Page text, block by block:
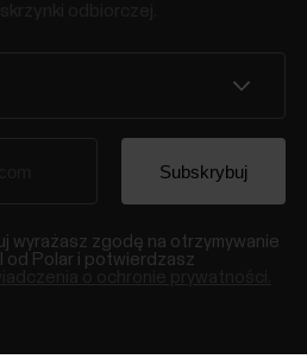
wyrażasz zgodę na otrzymywanie
od Polar i potwierdzasz